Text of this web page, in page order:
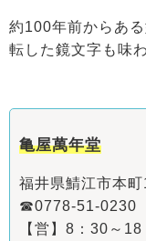
約100年前からあ
転した鏡文字も味
亀屋萬年堂
福井県鯖江市本
☎0778-51-0230
【営】8：30～